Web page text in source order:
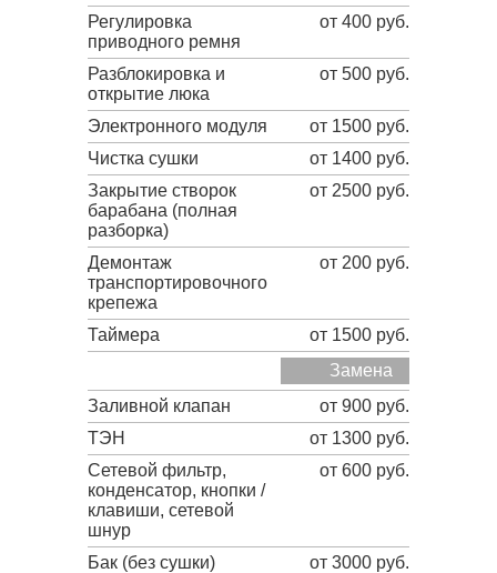
Регулировка
приводного ремня
от 400 руб.
Разблокировка и
открытие люка
от 500 руб.
Электронного модуля
от 1500 руб.
Чистка сушки
от 1400 руб.
Закрытие створок
барабана (полная
разборка)
от 2500 руб.
Демонтаж
транспортировочного
крепежа
от 200 руб.
Таймера
от 1500 руб.
Замена
Заливной клапан
от 900 руб.
ТЭН
от 1300 руб.
Сетевой фильтр,
конденсатор, кнопки /
клавиши, сетевой
шнур
от 600 руб.
Бак (без сушки)
от 3000 руб.